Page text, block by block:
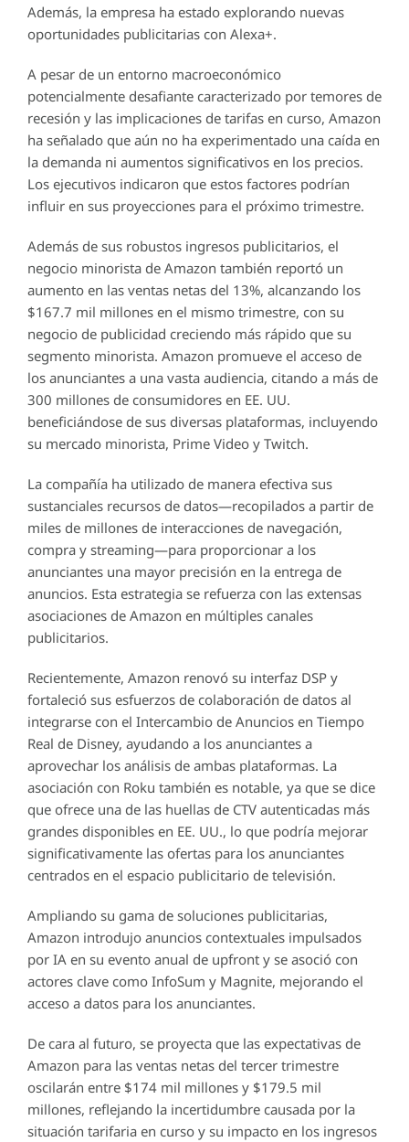
Además, la empresa ha estado explorando nuevas
oportunidades publicitarias con Alexa+.
A pesar de un entorno macroeconómico
potencialmente desafiante caracterizado por temores de
recesión y las implicaciones de tarifas en curso, Amazon
ha señalado que aún no ha experimentado una caída en
la demanda ni aumentos significativos en los precios.
Los ejecutivos indicaron que estos factores podrían
influir en sus proyecciones para el próximo trimestre.
Además de sus robustos ingresos publicitarios, el
negocio minorista de Amazon también reportó un
aumento en las ventas netas del 13%, alcanzando los
$167.7 mil millones en el mismo trimestre, con su
negocio de publicidad creciendo más rápido que su
segmento minorista. Amazon promueve el acceso de
los anunciantes a una vasta audiencia, citando a más de
300 millones de consumidores en EE. UU.
beneficiándose de sus diversas plataformas, incluyendo
su mercado minorista, Prime Video y Twitch.
La compañía ha utilizado de manera efectiva sus
sustanciales recursos de datos—recopilados a partir de
miles de millones de interacciones de navegación,
compra y streaming—para proporcionar a los
anunciantes una mayor precisión en la entrega de
anuncios. Esta estrategia se refuerza con las extensas
asociaciones de Amazon en múltiples canales
publicitarios.
Recientemente, Amazon renovó su interfaz DSP y
fortaleció sus esfuerzos de colaboración de datos al
integrarse con el Intercambio de Anuncios en Tiempo
Real de Disney, ayudando a los anunciantes a
aprovechar los análisis de ambas plataformas. La
asociación con Roku también es notable, ya que se dice
que ofrece una de las huellas de CTV autenticadas más
grandes disponibles en EE. UU., lo que podría mejorar
significativamente las ofertas para los anunciantes
centrados en el espacio publicitario de televisión.
Ampliando su gama de soluciones publicitarias,
Amazon introdujo anuncios contextuales impulsados
por IA en su evento anual de upfront y se asoció con
actores clave como InfoSum y Magnite, mejorando el
acceso a datos para los anunciantes.
De cara al futuro, se proyecta que las expectativas de
Amazon para las ventas netas del tercer trimestre
oscilarán entre $174 mil millones y $179.5 mil
millones, reflejando la incertidumbre causada por la
situación tarifaria en curso y su impacto en los ingresos